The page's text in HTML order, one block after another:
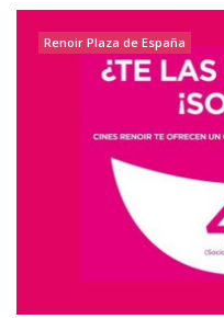
Renoir Plaza de España